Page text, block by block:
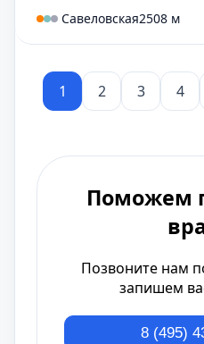
Савеловская2508 м
1 2 3 4
Поможем
Позвоните нам
запишем
8 (495)